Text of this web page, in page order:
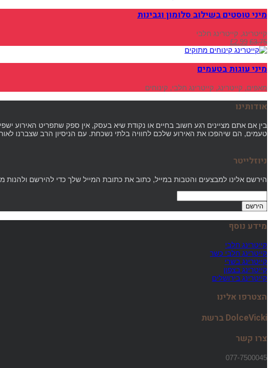
מיני טוסטים בשילוב סלומון וגבינות
קייטרינג, קייטרינג חלבי
£3.75
£2.99
מיני עוגות בטעמים
מאפים, קייטרינג, קייטרינג חלבי, קינוחים
אודותינו
בין אם אתם מציינים רגע חשוב בחיים או נקודת שיא בעסק, אין ספק שתפריט האירוע
טעמים, הם שיהפכו את האירוע שלכם לחוויה בלתי נשכחת. עם הניסיון הרב שצברנו
ניוזלייטר
הירשם אלינו למבצעים והטבות במייל, כתוב את כתובת המייל שלך כדי להירשם ולהנות
מידע נוסף
קייטרינג חלבי
קייטרינג חלבי כשר
קייטרינג בשרי
קייטרינג בצפון
קייטרינג בירושלים
הצטרפו אלינו
DolceVicki ברשת
צרו קשר
077-7500045